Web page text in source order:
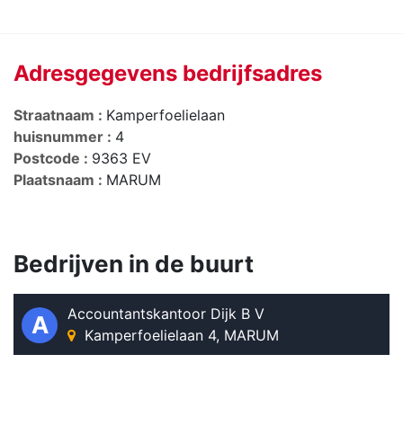
Adresgegevens bedrijfsadres
Straatnaam : Kamperfoelielaan
huisnummer : 4
Postcode : 9363 EV
Plaatsnaam : MARUM
Bedrijven in de buurt
A
Accountantskantoor Dijk B V
Kamperfoelielaan 4, MARUM